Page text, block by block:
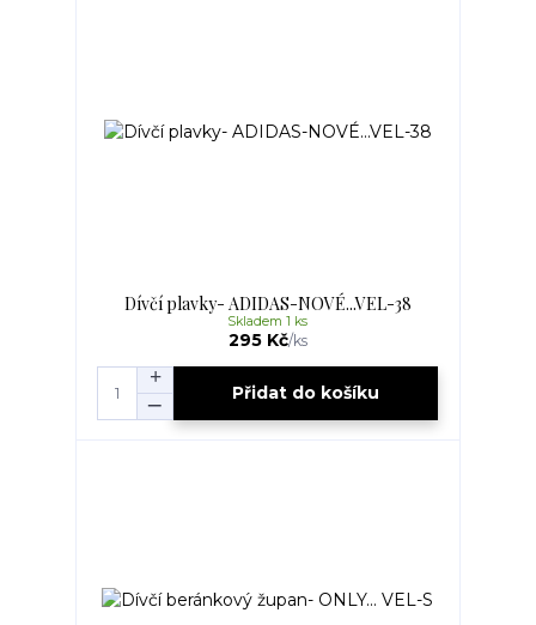
Dívčí plavky- ADIDAS-NOVÉ...VEL-38
295 Kč/ks
Skladem 1 ks
Přidat do košíku